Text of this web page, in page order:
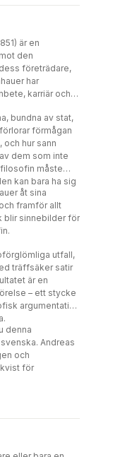
uttrycker
han
och
tendensen
Han
ett fullt och
knorren - att
något större
uppvaknandet
med
varje
och varje
Ja, för att
betrakta
uppstigandet
-
talet: "[...]
det ser man
värderar mer
endast
med andra."
och
ju mer
blir man."
är en
den
företrädare,
har
karriär och
bundna av stat,
förmågan
hur sann
dem som inte
måste
kan bara ha sig
åt sina
framför allt
blir sinnebilder för
utfall,
träffsäker satir
är en
– ett stycke
argumentation
denna
Andreas
och
för